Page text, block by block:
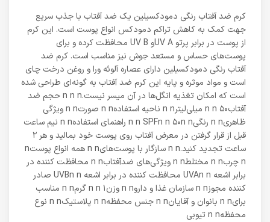
کرم ضد آفتاب رنگی دمودکسیلین یک ضد آفتاب با جذب سریع
جهت کمک به کاهش تراکم دمودکس انواع پوست است. این کرم
از پوست در برابر پرتو UV Aو UV B محافظت کرده و برای
پوست‌های حساس و مستعد جوش نیز مناسب است. کرم ضد
آفتاب رنگی دمودکسیلین دارای عصاره آلوئه ورا و روغن درخت چای
است و مواد موثره و پایه این کرم ضد آفتاب به گونه‌ای طراحی شده
است که امکان تغذیه انگل‌ها در آن میسر نیست.n n n حجم ضد
آفتابn n ۵۰ میلی‌لیترn n ناحیه استفادهn n صورتn n ویژگی
ظاهریn n رنگیn n SPFn n ۵۰n n راهنمای استفادهn n نیم ساعت
قبل از قرار گرفتن در معرض آفتاب روی پوست خود بمالید و هر ۲
ساعت تجدید کنید.n n سازگار با پوست‌‌هایn n همه انواع پوستn
n چربn n مختلطn n ویژگی‌های ضدآفتابn n محافظت کننده در
برابر اشعه UVAn n محافظت کننده در برابر اشعه UVBn n صادر
کننده مجوزn n سازمان غذا و داروn n وزنn n ۱ گرمn n مناسب
برایn n بانوان و آقایانn n جنس محفظهn n پلاستیکn n نوع
محفظهn n تیوبی